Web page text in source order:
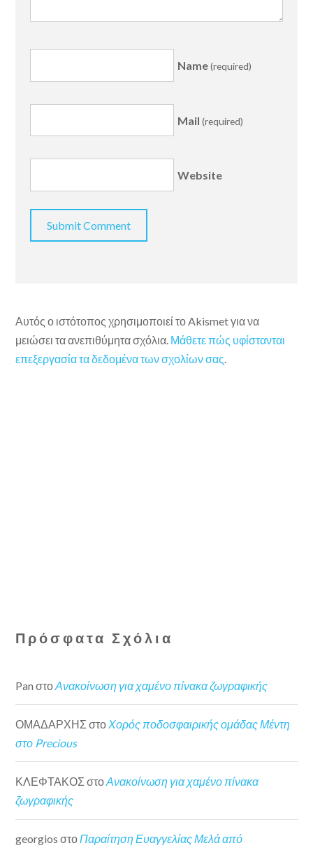
Name(required)
Mail (required)
Website
Αυτός ο ιστότοπος χρησιμοποιεί το Akismet για να
μειώσει τα ανεπιθύμητα σχόλια. Μάθετε πώς υφίστανται
επεξεργασία τα δεδομένα των σχολίων σας
Πρόσφατα Σχόλια
Pan στοΑνακοίνωση για χαμένο πίνακα ζωγραφικής
ΟΜΑΔΑΡΧΗΣ στο Χορός ποδοσφαιρικής ομάδας Μέντη
στο Precious
ΚΛΕΦΤΑΚΟΣ στοΑνακοίνωση για χαμένο πίνακα
ζωγραφικής
georgios στοΠαραίτηση Ευαγγελίας Μελά από